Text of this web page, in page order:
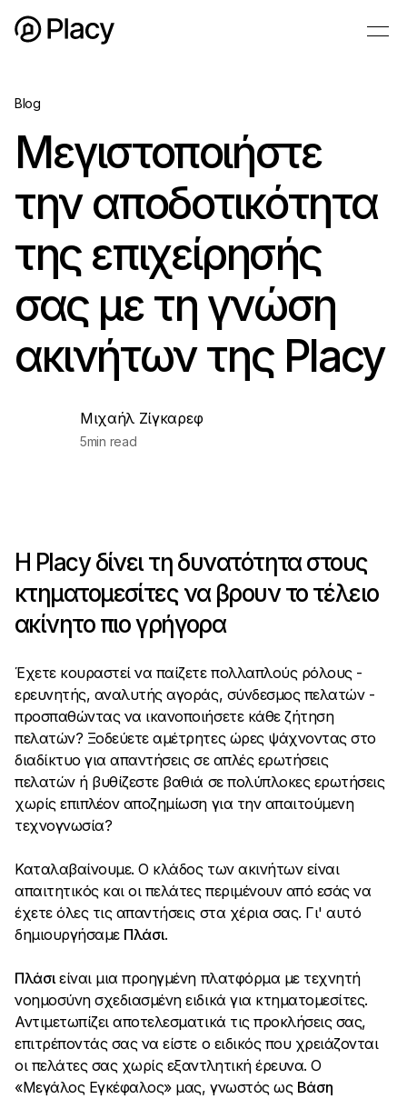
Blog
Μεγιστοποιήστε
την αποδοτικότητα
της επιχείρησής
σας με τη γνώση
ακινήτων της Placy
Μιχαήλ Ζίγκαρεφ
5min read
Η Placy δίνει τη δυνατότητα στους
κτηματομεσίτες να βρουν το τέλειο
ακίνητο πιο γρήγορα
Έχετε κουραστεί να παίζετε πολλαπλούς ρόλους -
ερευνητής, αναλυτής αγοράς, σύνδεσμος πελατών -
προσπαθώντας να ικανοποιήσετε κάθε ζήτηση
πελατών? Ξοδεύετε αμέτρητες ώρες ψάχνοντας στο
διαδίκτυο για απαντήσεις σε απλές ερωτήσεις
πελατών ή βυθίζεστε βαθιά σε πολύπλοκες ερωτήσεις
χωρίς επιπλέον αποζημίωση για την απαιτούμενη
τεχνογνωσία?
Καταλαβαίνουμε. Ο κλάδος των ακινήτων είναι
απαιτητικός και οι πελάτες περιμένουν από εσάς να
έχετε όλες τις απαντήσεις στα χέρια σας. Γι' αυτό
δημιουργήσαμε Πλάσι.
Πλάσιείναι μια προηγμένη πλατφόρμα με τεχνητή
νοημοσύνη σχεδιασμένη ειδικά για κτηματομεσίτες.
Αντιμετωπίζει αποτελεσματικά τις προκλήσεις σας,
επιτρέποντάς σας να είστε ο ειδικός που χρειάζονται
οι πελάτες σας χωρίς εξαντλητική έρευνα. Ο
«Μεγάλος Εγκέφαλος» μας, γνωστός ως Βάση